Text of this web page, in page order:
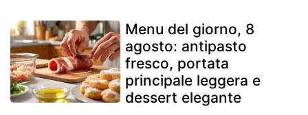
Menu del giorno, 8
agosto: antipasto
fresco, portata
principale leggera e
dessert elegante